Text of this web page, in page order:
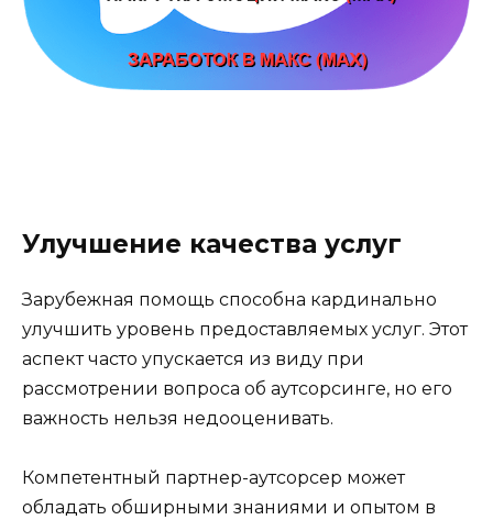
Улучшение качества услуг
Зарубежная помощь способна кардинально
улучшить уровень предоставляемых услуг. Этот
аспект часто упускается из виду при
рассмотрении вопроса об аутсорсинге, но его
важность нельзя недооценивать.
Компетентный партнер-аутсорсер может
обладать обширными знаниями и опытом в